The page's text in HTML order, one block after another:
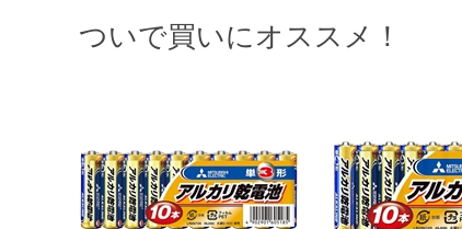
ついで買いにオススメ！